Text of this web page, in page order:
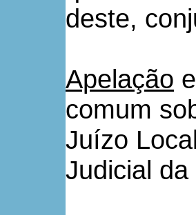
deste,
Apelação
comum
Juízo
Judicial